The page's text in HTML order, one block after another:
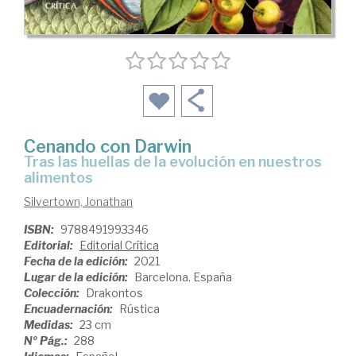
Cenando con Darwin
tras las huellas de la evolución en nuestros
alimentos
Silvertown, Jonathan
ISBN: 9788491993346
Editorial: Editorial Crítica
Fecha de la edición: 2021
Lugar de la edición: Barcelona. España
Colección: Drakontos
Encuadernación: Rústica
Medidas: 23 cm
Nº Pág.: 288